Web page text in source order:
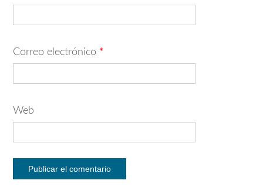
Correo electrónico *
Web